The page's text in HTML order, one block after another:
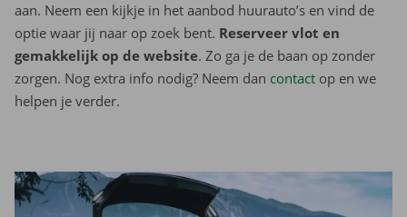
aan. Neem een kijkje in het aanbod huurauto’s en vind de
optie waar jij naar op zoek bent. Reserveer vlot en
gemakkelijk op de website. Zo ga je de baan op zonder
zorgen. Nog extra info nodig? Neem dan contact op en we
helpen je verder.